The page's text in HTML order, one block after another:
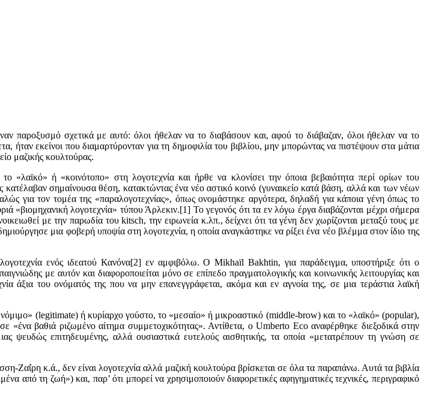
παροξυσμό σχετικά με αυτό: όλοι ήθελαν να το διαβάσουν και, αφού το διάβαζαν, όλοι ήθελαν να το
ήταν εκείνοι που διαμαρτύρονταν για τη δημοφιλία του βιβλίου, μην μπορώντας να πιστέψουν στα μάτια
μαζικής κουλτούρας.
ή «κοινότοπο» στη λογοτεχνία και ήρθε να κλονίσει την όποια βεβαιότητα περί ορίων του
σημαίνουσα θέση, κατακτώντας ένα νέο αστικό κοινό (γυναικείο κατά βάση, αλλά και των νέων
για τον τομέα της «παραλογοτεχνίας», όπως ονομάστηκε αργότερα, δηλαδή για κάποια γένη όπως το
«βιομηχανική λογοτεχνία» τύπου Άρλεκιν.[1] Το γεγονός ότι τα εν λόγω έργα διαβάζονται μέχρι σήμερα
με την παρωδία του kitsch, την ειρωνεία κ.λπ., δείχνει ότι τα γένη δεν χωρίζονται μεταξύ τους με
μια φοβερή υποψία στη λογοτεχνία, η οποία αναγκάστηκε να ρίξει ένα νέο βλέμμα στον ίδιο της
ενός ιδεατού Κανόνα[2] εν αμφιβόλω. Ο Mikhaïl Bakhtin, για παράδειγμα, υποστήριξε ότι ο
με αυτόν και διαφοροποιείται μόνο σε επίπεδο πραγματολογικής και κοινωνικής λειτουργίας και
άξια του ονόματός της που να μην επανεγγράφεται, ακόμα και εν αγνοία της, σε μια τεράστια λαϊκή
(legitimate) ή κυρίαρχο γούστο, το «μεσαίο» ή μικροαστικό (middle-brow) και το «λαϊκό» (popular),
«ένα βαθιά ριζωμένο αίτημα συμμετοχικότητας». Αντίθετα, ο Umberto Eco αναφέρθηκε διεξοδικά στην
ψευδώς επιτηδευμένης, αλλά ουσιαστικά ευτελούς αισθητικής, τα οποία «μετατρέπουν τη γνώση σε
Ζαΐρη κ.ά., δεν είναι λογοτεχνία αλλά μαζική κουλτούρα βρίσκεται σε όλα τα παραπάνω. Αυτά τα βιβλία
από τη ζωή») και, παρ’ ότι μπορεί να χρησιμοποιούν διαφορετικές αφηγηματικές τεχνικές, περιγραφικό